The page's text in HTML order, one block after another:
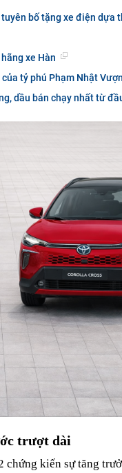
Nga
Ukraine
bố tặng xe điện dựa
xe Hàn
tỷ phú Phạm Nhật
dầu bán chạy nhất từ
trượt dài
kiến sự tăng